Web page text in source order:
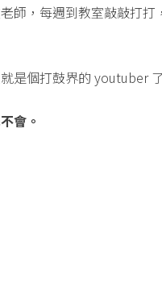
師，每週到教室敲敲打
是個打鼓界的 youtuber
會。